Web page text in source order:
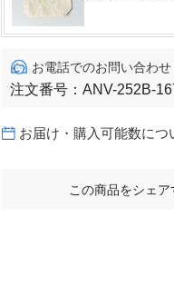
お電話でのお問い合わ
注文番号： ANV-252B-
お届け・購入可能数につ
この商品をシェア